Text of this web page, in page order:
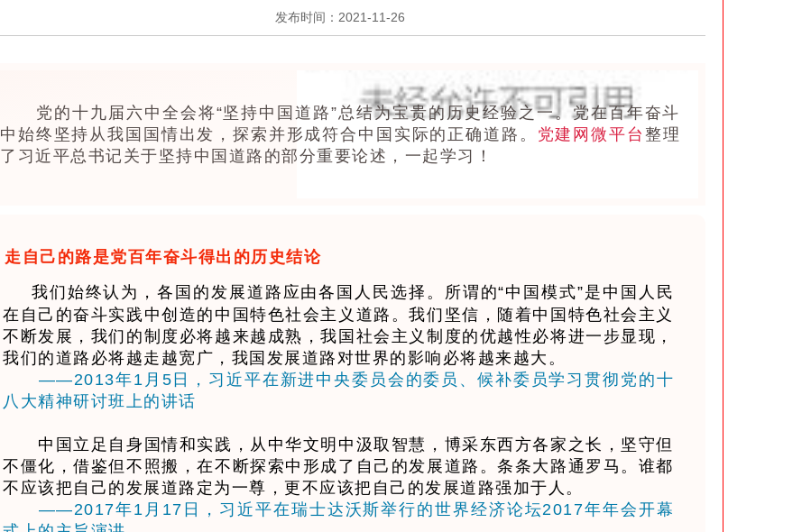
发布时间：2021-11-26
党的十九届六中全会将“坚持中国道路”总结为宝贵的历史经验之一。党在百年奋斗
中始终坚持从我国国情出发，探索并形成符合中国实际的正确道路。 党建网微平台 整理
了习近平总书记关于坚持中国道路的部分重要论述，一起学习！
走自己的路是党百年奋斗得出的历史结论
我们始终认为，各国的发展道路应由各国人民选择。所谓的“中国模式”是中国人民
在自己的奋斗实践中创造的中国特色社会主义道路。我们坚信，随着中国特色社会主义
不断发展，我们的制度必将越来越成熟，我国社会主义制度的优越性必将进一步显现，
我们的道路必将越走越宽广，我国发展道路对世界的影响必将越来越大。
——2013年1月5日，习近平在新进中央委员会的委员、候补委员学习贯彻党的十
八大精神研讨班上的讲话
中国立足自身国情和实践，从中华文明中汲取智慧，博采东西方各家之长，坚守但
不僵化，借鉴但不照搬，在不断探索中形成了自己的发展道路。条条大路通罗马。谁都
不应该把自己的发展道路定为一尊，更不应该把自己的发展道路强加于人。
——2017年1月17日，习近平在瑞士达沃斯举行的世界经济论坛2017年年会开幕